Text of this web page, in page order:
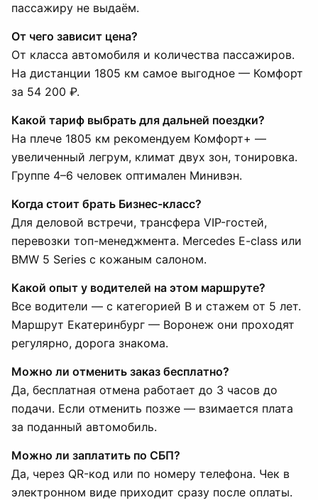
пассажиру не выдаём.
От чего зависит цена?
От класса автомобиля и количества пассажиров.
На дистанции 1805 км самое выгодное — Комфорт
за 54 200 ₽.
Какой тариф выбрать для дальней поездки?
На плече 1805 км рекомендуем Комфорт+ —
увеличенный легрум, климат двух зон, тонировка.
Группе 4–6 человек оптимален Минивэн.
Когда стоит брать Бизнес-класс?
Для деловой встречи, трансфера VIP-гостей,
перевозки топ-менеджмента. Mercedes E-class или
BMW 5 Series с кожаным салоном.
Какой опыт у водителей на этом маршруте?
Все водители — с категорией B и стажем от 5 лет.
Маршрут Екатеринбург — Воронеж они проходят
регулярно, дорога знакома.
Можно ли отменить заказ бесплатно?
Да, бесплатная отмена работает до 3 часов до
подачи. Если отменить позже — взимается плата
за поданный автомобиль.
Можно ли заплатить по СБП?
Да, через QR-код или по номеру телефона. Чек в
электронном виде приходит сразу после оплаты.